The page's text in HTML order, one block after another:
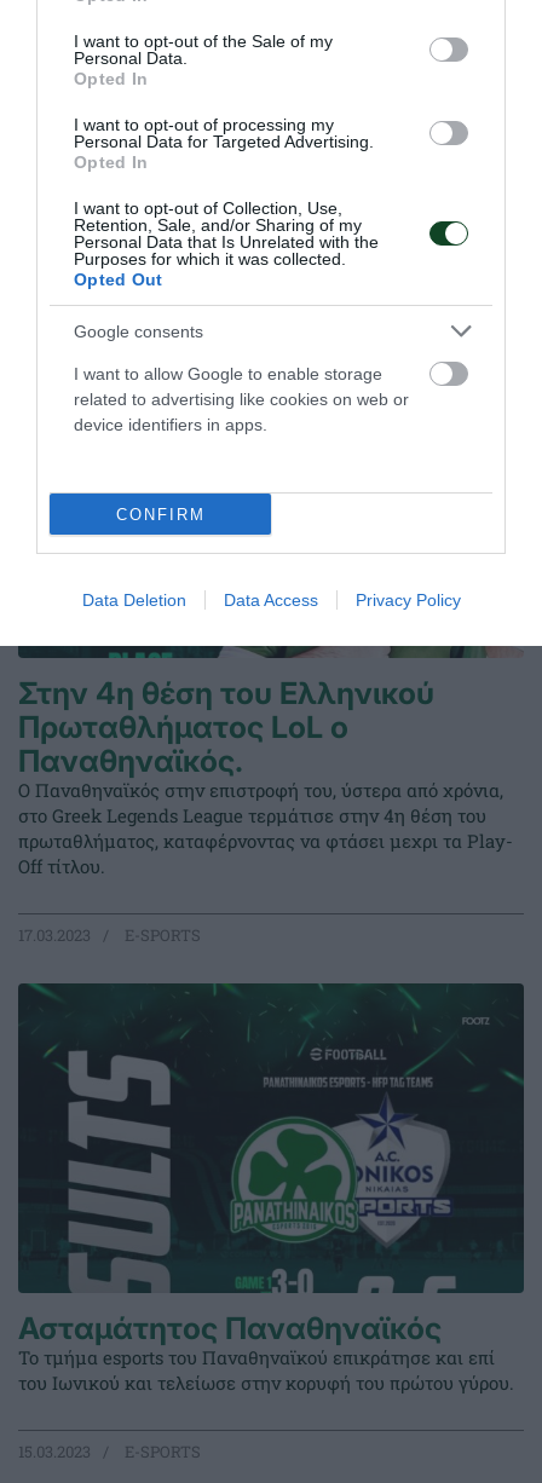
use your data for below specified purposes in below Google
consent section.
I want to opt-out of the Sale of my
Personal Data.
Opted In
I want to opt-out of processing my
Personal Data for Targeted Advertising.
Opted In
I want to opt-out of Collection, Use,
Retention, Sale, and/or Sharing of my
Personal Data that Is Unrelated with the
Purposes for which it was collected.
Opted Out
Google consents
I want to allow Google to enable storage
related to advertising like cookies on web or
device identifiers in apps.
CONFIRM
Data Deletion Data Access Privacy Policy
για να στεφθεί πρωταθλητής σε
ολα τα Βαλκάνια ο Παναθηναϊκός
eSports
Ο Παναθηναϊκός, έπειτα από την πρόσφατη επιτυχία του
στο Rainbow Six Siege στο GameAthlon, προκρίθηκε στο
Leagues όπου θα αντιμετωπίσει τις Wild Cats , Wodef &
Phantom esports.
09.04.2023 E-SPORTS
Στην 4η θέση του Ελληνικού
Πρωταθλήματος LoL ο
Παναθηναϊκός.
Ο Παναθηναϊκός στην επιστροφή του, ύστερα από χρόνια,
στο Greek Legends League τερμάτισε στην 4η θέση του
πρωταθλήματος, καταφέρνοντας να φτάσει μεχρι τα Play-
Off τίτλου.
17.03.2023 E-SPORTS
Ασταμάτητος Παναθηναϊκός
Το τμήμα esports του Παναθηναϊκού επικράτησε και επί
του Ιωνικού και τελείωσε στην κορυφή του πρώτου γύρου.
15.03.2023 E-SPORTS